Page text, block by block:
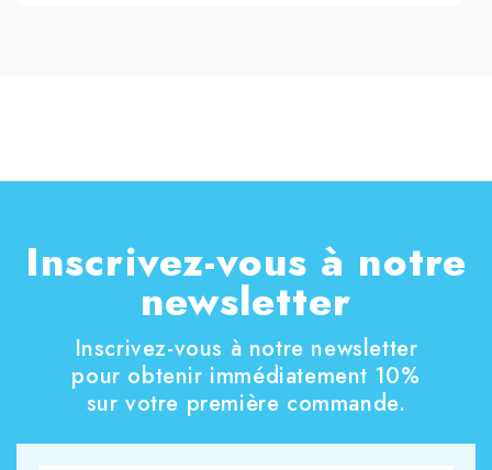
Inscrivez-vous à notre
newsletter
Inscrivez-vous à notre newsletter
pour obtenir immédiatement 10%
sur votre première commande.